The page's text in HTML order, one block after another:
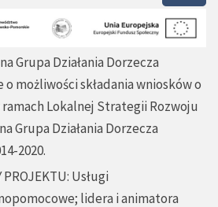
Grupa Działania Dorzecza
możliwości składania wniosków o
Lokalnej Strategii Rozwoju
Grupa Działania Dorzecza
2020.
PROJEKTU: Usługi
lidera i animatora